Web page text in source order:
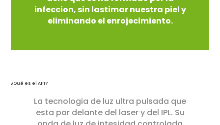
infeccion, sin lastimar nuestra piel y
eliminando el enrojecimiento.
¿Qué es el AFT?
La tecnologia de luz ultra pulsada que
esta por delante del laser y del IPL. Su